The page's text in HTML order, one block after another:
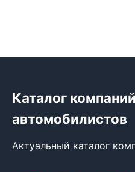
Каталог
автомобилистов
Актуальный каталог